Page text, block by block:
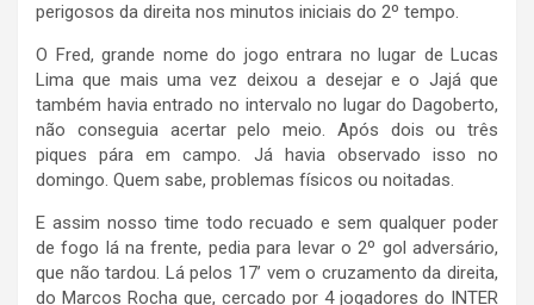
perigosos da direita nos minutos iniciais do 2º tempo.
O Fred, grande nome do jogo entrara no lugar de Lucas
Lima que mais uma vez deixou a desejar e o Jajá que
também havia entrado no intervalo no lugar do Dagoberto,
não conseguia acertar pelo meio. Após dois ou três
piques pára em campo. Já havia observado isso no
domingo. Quem sabe, problemas físicos ou noitadas.
E assim nosso time todo recuado e sem qualquer poder
de fogo lá na frente, pedia para levar o 2º gol adversário,
que não tardou. Lá pelos 17’ vem o cruzamento da direita,
do Marcos Rocha que, cercado por 4 jogadores do INTER